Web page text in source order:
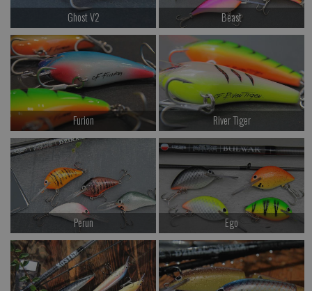
Ghost V2
od 107.00 PLN
Kup teraz >
Beast
od 117.00 PLN
Kup teraz >
Furion
od 94.00 PLN
Kup teraz >
River Tiger
od 94.00 PLN
Kup teraz >
Perun
od 54.00 PLN
Kup teraz >
Ego
od 72.00 PLN
Kup teraz >